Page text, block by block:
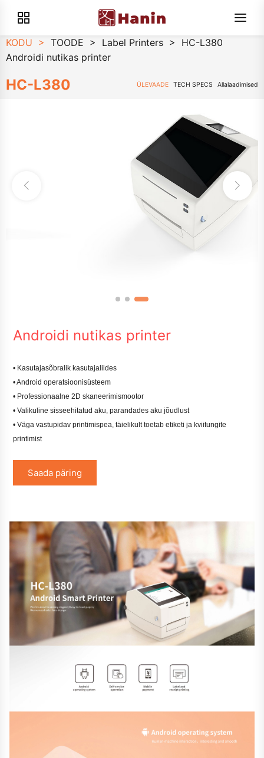
KODU > TOODE > Label Printers >
HC-L380
Androidi nutikas printer
HC-L380 ÜLEVAADE TECH SPECS Allalaadimised
Androidi nutikas printer
• Kasutajasõbralik kasutajaliides
• Android operatsioonisüsteem
• Professionaalne 2D skaneerimismootor
• Valikuline sisseehitatud aku, parandades aku jõudlust
• Väga vastupidav printimispea, täielikult toetab etiketi ja kviitungite
printimist
Saada päring